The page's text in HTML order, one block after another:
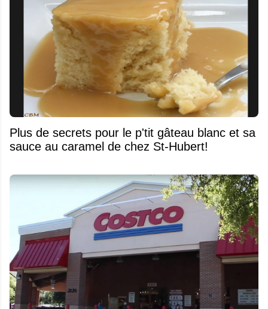
Plus de secrets pour le p'tit gâteau blanc et sa
sauce au caramel de chez St-Hubert!